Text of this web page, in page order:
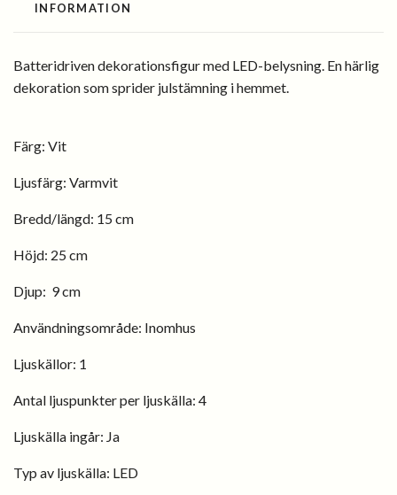
INFORMATION
Batteridriven dekorationsfigur med LED-belysning. En härlig
dekoration som sprider julstämning i hemmet.
Färg: Vit
Ljusfärg: Varmvit
Bredd/längd: 15 cm
Höjd: 25 cm
Djup: 9 cm
Användningsområde: Inomhus
Ljuskällor: 1
Antal ljuspunkter per ljuskälla: 4
Ljuskälla ingår: Ja
Typ av ljuskälla: LED